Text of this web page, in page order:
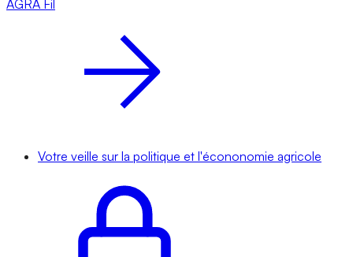
AGRA Fil
Votre veille sur la politique et l'écononomie agricole